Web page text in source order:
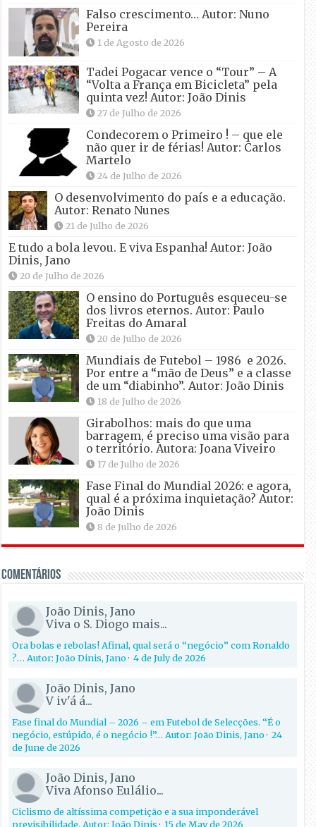
Falso crescimento… Autor: Nuno
Pereira
1 de Agosto de 2026
Tadei Pogacar vence o “Tour” – A
“Volta a França em Bicicleta” pela
quinta vez! Autor: João Dinis
27 de Julho de 2026
Condecorem o Primeiro ! – que ele
não quer ir de férias! Autor: Carlos
Martelo
24 de Julho de 2026
O desenvolvimento do país e a educação.
Autor: Renato Nunes
21 de Julho de 2026
E tudo a bola levou. E viva Espanha! Autor: João
Dinis, Jano
20 de Julho de 2026
O ensino do Português esqueceu-se
dos livros eternos. Autor: Paulo
Freitas do Amaral
20 de Julho de 2026
Mundiais de Futebol – 1986 e 2026.
Por entre a “mão de Deus” e a classe
de um “diabinho”. Autor: João Dinis
18 de Julho de 2026
Girabolhos: mais do que uma
barragem, é preciso uma visão para
o território. Autora: Joana Viveiro
17 de Julho de 2026
Fase Final do Mundial 2026: e agora,
qual é a próxima inquietação? Autor:
João Dinis
8 de Julho de 2026
Comentários
João Dinis, Jano
Viva o S. Diogo mais...
Ora bolas e rebolas! Afinal, qual será o “negócio” com Ronaldo
?… Autor: João Dinis, Jano·4 de July de 2026
João Dinis, Jano
V iv'á á...
Fase final do Mundial – 2026 – em Futebol de Selecções. “É o
negócio, estúpido, é o negócio !”… Autor: João Dinis, Jano·24
de June de 2026
João Dinis, Jano
Viva Afonso Eulálio...
Ciclismo de altíssima competição e a sua imponderável
previsibilidade. Autor: João Dinis·15 de May de 2026